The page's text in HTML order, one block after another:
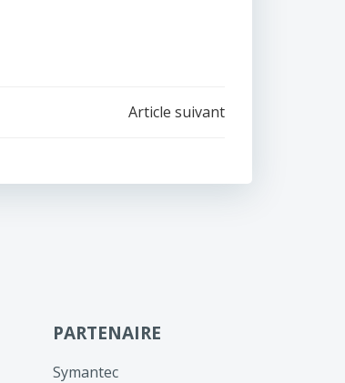
Article suivant
PARTENAIRE
Symantec